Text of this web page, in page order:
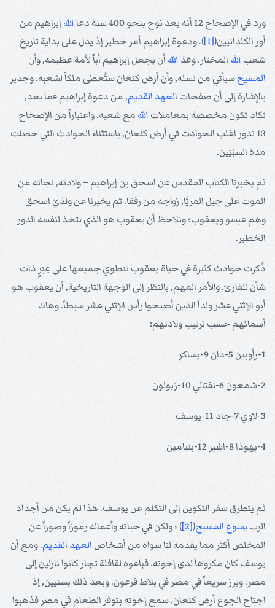
ورد في الإصحاح 12 أنه بعد نوح بنحو 400 سنة دعا اللهإبراهيم من
أور الكلدانيين([1] ). ودعوة إبراهيم أمر خطير إذ يدل على بداية تاريخ
شعب الله المختار. وعَدَ الله أن يجعل إبراهيم أباً لأمة عظيمة, وأن
المسيحسيأتي من نسله, وأن أرض كنعان ستُعطى ملكاً لشعبه. وجدير
بالإشارة إلى أن صفحات العهد القديم, من دعوة إبراهيم فما بعد,
تكاد تكون مخصصة بمعاملات الله مع شعبه. واعتباراً من الإصحاح
13 تدور اغلب الحوادث في أرض كنعان, باستثناء الحوادث التي حصلت
مدة السبْيَين.
ثم يخبرنا الكتاب المقدس عن اسحق بن إبراهيم – ولادته, نجاته من
الموت على جبل المريَّا, زواجه من رفقا. ثم يخبرنا عن ولدَيْ اسحق
وهم عيسو ويعقوب؛ ونلاحظ أن يعقوب هو الذي يتخذ لنفسه الدور
الخطير.
ذُكرت حوادث كثيرة في حياة يعقوب تنطوي جميعها على عِبَرٍ ذات
شأن للقارئ. والأمر المهم, بالنظر إلى الوجهة التاريخية, أن يعقوب هو
أبو الإثني عشر ولداً الذين أصبحوا رأس الإثني عشر سبطاً. وهاك
أسمائهم حسب ترتيب ولادتهم:
1-رأوبين 5-دان 9-يساكر
2-شمعون 6-نفتالي 10-زبولون
3-لاوي 7-جاد 11-يوسف
4-يهوذا 8-اشير 12-بنيامين
ثم يتطرق سفر التكوين إلى التكلم عن يوسف. هذا لم يكن من أجداد
الرب يسوع المسيح(
[2] ) ؛ ولكن في حياته وأعماله رموزاً وصوراً عن
المخلص أكثر مما يقدمه لنا سواه من أشخاص العهد القديم. ومع أن
يوسف كان مكروهاً لدى إخوته. فباعوه لقافلة تجار كانوا نازلين إلى
مصر. وبرز سريعاً في مصر في بلاط فرعون. وبعد ذلك بسنيين, إذ
اجتاح الجوع أرض كنعان, سمع إخوته بتوفر الطعام في مصر فذهبوا